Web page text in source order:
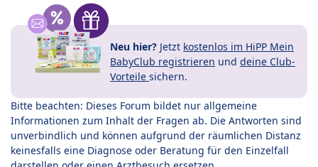
Neu hier? Jetzt kostenlos im HiPP Mein
BabyClub registrieren und deine Club-
Vorteile sichern.
Bitte beachten: Dieses Forum bildet nur allgemeine
Informationen zum Inhalt der Fragen ab. Die Antworten sind
unverbindlich und können aufgrund der räumlichen Distanz
keinesfalls eine Diagnose oder Beratung für den Einzelfall